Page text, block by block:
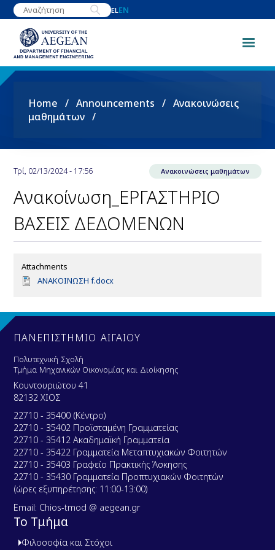
Skip
to
content
ELEN
Breadcrumb
Home Announcements
Ανακοινώσεις
μαθημάτων
Τρί, 02/13/2024 - 17:56 Ανακοινώσεις μαθημάτων
Ανακοίνωση_ΕΡΓΑΣΤΗΡΙΟ
ΒΑΣΕΙΣ ΔΕΔΟΜΕΝΩΝ
Attachments
D
u
e
n
t
ΑΝΑΚΟΙΝΩΣΗ f.docx
ΠΑΝΕΠΙΣΤΗΜΙΟ ΑΙΓΑΙΟΥ
Πολυτεχνική Σχολή
Τμήμα Μηχανικών Οικονομίας και Διοίκησης
Κουντουριώτου 41
82132 ΧΙΟΣ
22710 - 35400 (Κέντρο)
22710 - 35402 Προϊσταμένη Γραμματείας
22710 - 35412 Ακαδημαϊκή Γραμματεία
22710 - 35422 Γραμματεία Μεταπτυχιακών Φοιτητών
22710 - 35403 Γραφείο Πρακτικής Άσκησης
22710 - 35430 Γραμματεία Προπτυχιακών Φοιτητών
(ώρες εξυπηρέτησης: 11:00-13:00)
Email: Chios-tmod @ aegean.gr
Το Τμήμα
Φιλοσοφία και Στόχοι